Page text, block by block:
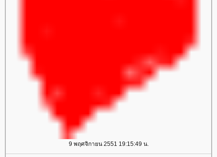
9 พฤศจิกายน 2551 19:15:49 น.